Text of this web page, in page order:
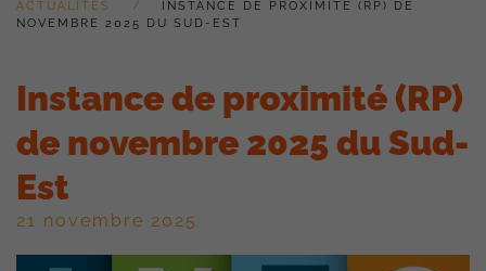
ACTUALITÉS
INSTANCE DE PROXIMITÉ (RP) DE
NOVEMBRE 2025 DU SUD-EST
Instance de proximité (RP)
de novembre 2025 du Sud-
Est
21 novembre 2025